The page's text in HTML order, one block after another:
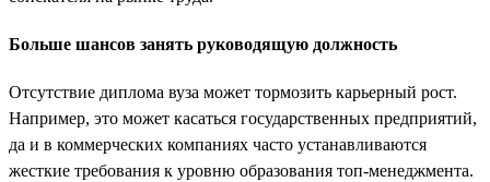
Больше шансов занять руководящую должность
Отсутствие диплома вуза может тормозить карьерный рост.
Например, это может касаться государственных предприятий,
да и в коммерческих компаниях часто устанавливаются
жесткие требования к уровню образования топ-менеджмента.